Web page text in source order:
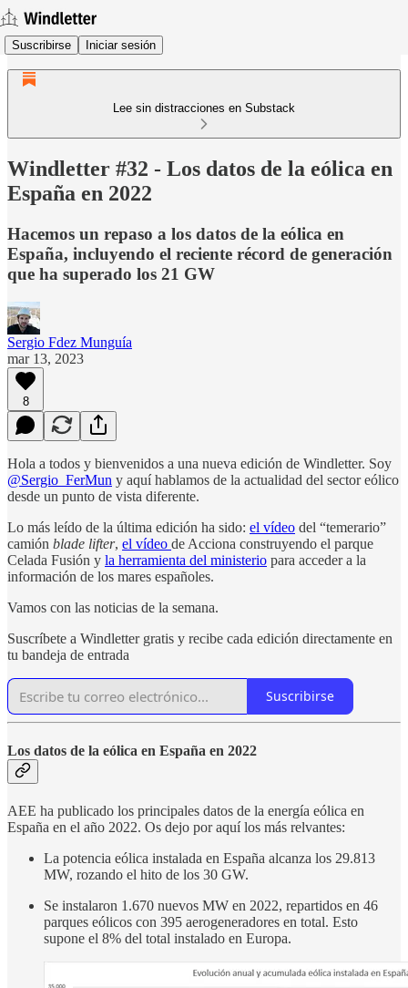
Suscribirse Iniciar sesión
Lee sin distracciones en Substack
Windletter #32 - Los datos de la eólica en
España en 2022
Hacemos un repaso a los datos de la eólica en
España, incluyendo el reciente récord de generación
que ha superado los 21 GW
Sergio Fdez Munguía
mar 13, 2023
8
Hola a todos y bienvenidos a una nueva edición de Windletter. Soy
@Sergio_FerMun y aquí hablamos de la actualidad del sector eólico
desde un punto de vista diferente.
Lo más leído de la última edición ha sido: el vídeo del “temerario”
camión blade lifter, el vídeo de Acciona construyendo el parque
Celada Fusión y la herramienta del ministerio para acceder a la
información de los mares españoles.
Vamos con las noticias de la semana.
Suscríbete a Windletter gratis y recibe cada edición directamente en
tu bandeja de entrada
Suscribirse
Los datos de la eólica en España en 2022
AEE ha publicado los principales datos de la energía eólica en
España en el año 2022. Os dejo por aquí los más relvantes:
La potencia eólica instalada en España alcanza los 29.813
MW, rozando el hito de los 30 GW.
Se instalaron 1.670 nuevos MW en 2022, repartidos en 46
parques eólicos con 395 aerogeneradores en total. Esto
supone el 8% del total instalado en Europa.